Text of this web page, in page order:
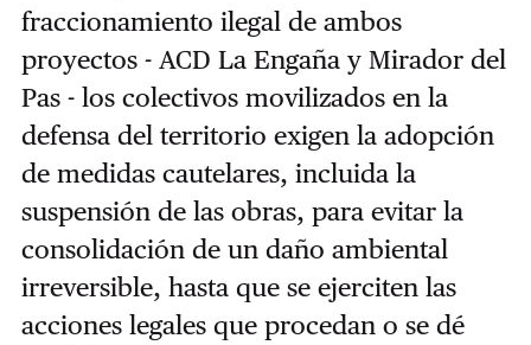
fraccionamiento ilegal de ambos
proyectos - ACD La Engaña y Mirador del
Pas - los colectivos movilizados en la
defensa del territorio exigen la adopción
de medidas cautelares, incluida la
suspensión de las obras, para evitar la
consolidación de un daño ambiental
irreversible, hasta que se ejerciten las
acciones legales que procedan o se dé